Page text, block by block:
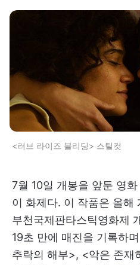
<러브 라이즈 블리딩> 스틸컷
7월 10일 개봉을 앞둔 영
이 화제다. 이 작품은 올해
부천국제판타스틱영화제
19초 만에 매진을 기록하
추락의 해부>, <악은 존재